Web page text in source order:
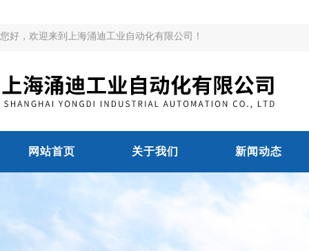
您好，欢迎来到上海涌迪工业自动化有限公司！
网站首页 关于我们 新闻动态